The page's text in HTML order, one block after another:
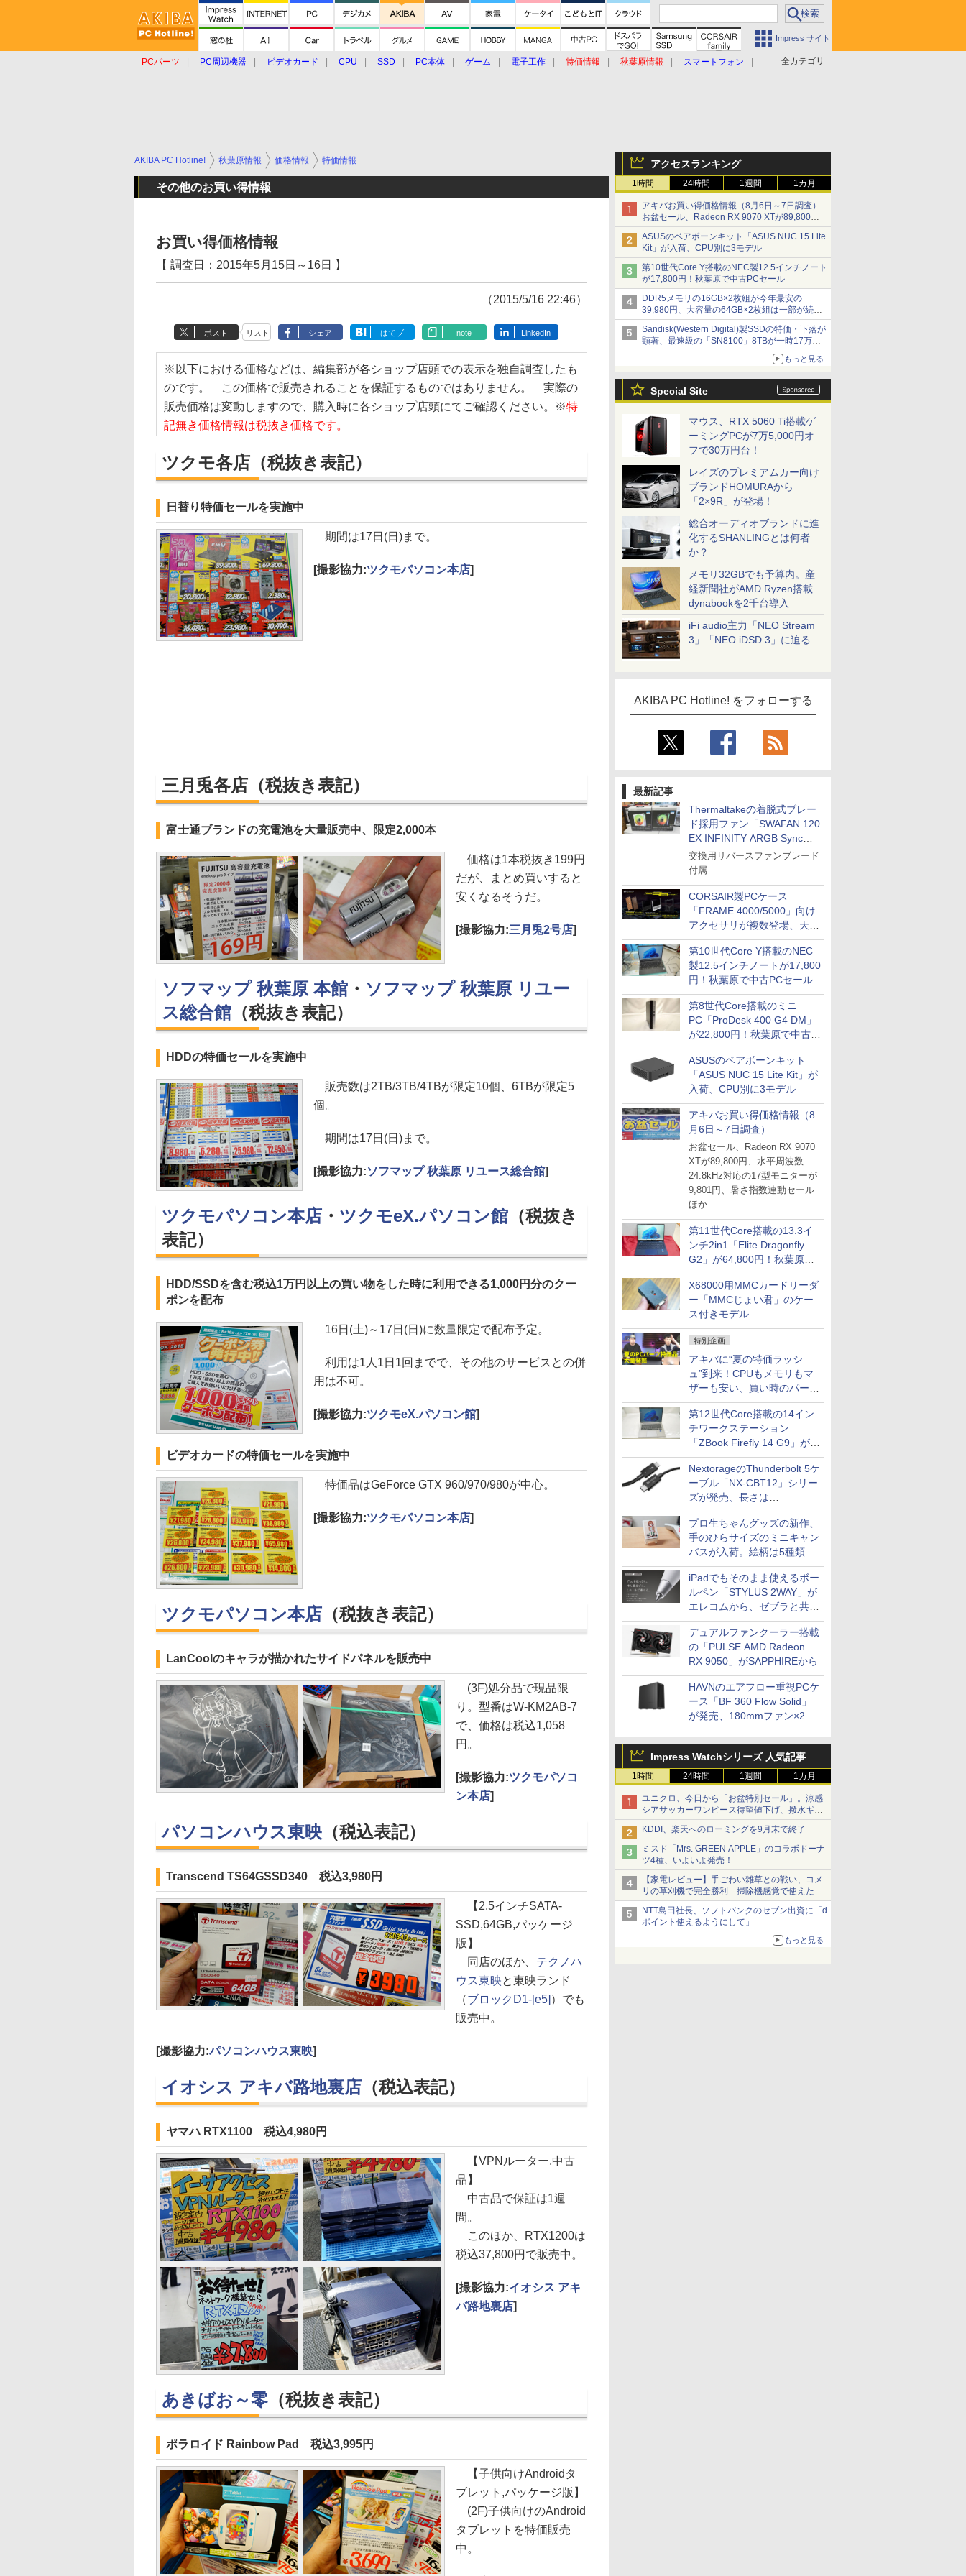
Impress サイト
全カテゴリ
PCパーツ PC周辺機器 ビデオカード CPU SSD PC本体 ゲーム 電子工作 特価情報 秋葉原情報
スマートフォン
アクセスランキング
1時間 24時間 1週間 1カ月
アキバお買い得価格情報（8月6日～7日調査）
お盆セール、Radeon RX 9070 XTが89,800
円、水平周波数24.8kHz対応の17型モニターが
9,801円、暑さ指数連動セール ほか
ASUSのベアボーンキット「ASUS NUC 15 Lite
Kit」が入荷、CPU別に3モデル
第10世代Core Y搭載のNEC製12.5インチノート
が17,800円！秋葉原で中古PCセール
DDR5メモリの16GB×2枚組が今年最安の
39,980円、大容量の64GB×2枚組は一部が続騰
[8月前半のメモリ価格]
Sandisk(Western Digital)製SSDの特価・下落が
顕著、最速級の「SN8100」8TBが一時17万円
もっと見る
Special Site
マウス、RTX 5060 Ti搭載ゲ
ーミングPCが7万5,000円オ
フで30万円台！
レイズのプレミアムカー向け
ブランドHOMURAから
「2×9R」が登場！
総合オーディオブランドに進
化するSHANLINGとは何者
か？
メモリ32GBでも予算内。産
経新聞社がAMD Ryzen搭載
dynabookを2千台導入
iFi audio主力「NEO Stream
3」「NEO iDSD 3」に迫る
AKIBA PC Hotline! をフォローする
最新記事
Thermaltakeの着脱式ブレー
ド採用ファン「SWAFAN 120
EX INFINITY ARGB Sync」
に単品パッケージ
交換用リバースファンブレード
付属
CORSAIR製PCケース
「FRAME 4000/5000」向け
アクセサリが複数登場、天然
木製パネルや背面コネクタ対
応トレイなど
第10世代Core Y搭載のNEC
製12.5インチノートが17,800
円！秋葉原で中古PCセール
第8世代Core搭載のミニ
PC「ProDesk 400 G4 DM」
が22,800円！秋葉原で中古
PCセール
ASUSのベアボーンキット
「ASUS NUC 15 Lite Kit」が
入荷、CPU別に3モデル
アキバお買い得価格情報（8
月6日～7日調査）
お盆セール、Radeon RX 9070
XTが89,800円、水平周波数
24.8kHz対応の17型モニターが
9,801円、暑さ指数連動セール
ほか
第11世代Core搭載の13.3イ
ンチ2in1「Elite Dragonfly
G2」が64,800円！秋葉原で
中古PCセール
X68000用MMCカードリーダ
ー「MMCじょい君」のケー
ス付きモデル
特別企画
アキバに“夏の特価ラッシ
ュ”到来！CPUもメモリもマ
ザーも安い、買い時のパーツ
は？【8月7日(金)22時配信】
第12世代Core搭載の14イン
チワークステーション
「ZBook Firefly 14 G9」が
79,800円！秋葉原で中古PC
セール
NextorageのThunderbolt 5ケ
ーブル「NX-CBT12」シリー
ズが発売、長さは
30cm/50cm/1mの3種類
プロ生ちゃんグッズの新作、
手のひらサイズのミニキャン
バスが入荷。絵柄は5種類
iPadでもそのまま使えるボー
ルペン「STYLUS 2WAY」が
エレコムから、ゼブラと共同
開発
デュアルファンクーラー搭載
の「PULSE AMD Radeon
RX 9050」がSAPPHIREから
HAVNのエアフロー重視PCケ
ース「BF 360 Flow Solid」
が発売、180mmファン×2搭
Impress Watchシリーズ 人気記事
1時間 24時間 1週間 1カ月
ユニクロ、今日から「お盆特別セール」。涼感
シアサッカーワンピース待望値下げ、撥水ギア
ショーツは1990円に
KDDI、楽天へのローミングを9月末で終了
ミスド「Mrs. GREEN APPLE」のコラボドーナ
ツ4種、いよいよ発売！
【家電レビュー】手ごわい雑草との戦い、コメ
リの草刈機で完全勝利 掃除機感覚で使えた
NTT島田社長、ソフトバンクのセブン出資に「d
ポイント使えるようにして」
もっと見る
AKIBA PC Hotline! 秋葉原情報 価格情報 特価情報
その他のお買い得情報
お買い得価格情報
【 調査日：2015年5月15日～16日 】
（2015/5/16 22:46）
ポスト リスト シェア はてブ note LinkedIn
※以下における価格などは、編集部が各ショップ店頭での表示を独自調査したも
のです。 この価格で販売されることを保証するものではありません。 実際の
販売価格は変動しますので、購入時に各ショップ店頭にてご確認ください。※特
記無き価格情報は税抜き価格です。
ツクモ各店 （税抜き表記）
日替り特価セールを実施中
期間は17日(日)まで。
[撮影協力:ツクモパソコン本店]
三月兎各店 （税抜き表記）
富士通ブランドの充電池を大量販売中、限定2,000本
価格は1本税抜き199円
だが、まとめ買いすると
安くなるそうだ。
[撮影協力:三月兎2号店]
ソフマップ 秋葉原 本館 ・ ソフマップ 秋葉原 リユー
ス総合館 （税抜き表記）
HDDの特価セールを実施中
販売数は2TB/3TB/4TBが限定10個、6TBが限定5
個。
期間は17日(日)まで。
[撮影協力:ソフマップ 秋葉原 リユース総合館]
ツクモパソコン本店 ・ ツクモeX.パソコン館 （税抜き
表記）
HDD/SSDを含む税込1万円以上の買い物をした時に利用できる1,000円分のクー
ポンを配布
16日(土)～17日(日)に数量限定で配布予定。
利用は1人1日1回までで、その他のサービスとの併
用は不可。
[撮影協力:ツクモeX.パソコン館]
ビデオカードの特価セールを実施中
特価品はGeForce GTX 960/970/980が中心。
[撮影協力:ツクモパソコン本店]
ツクモパソコン本店 （税抜き表記）
LanCoolのキャラが描かれたサイドパネルを販売中
(3F)処分品で現品限
り。型番はW-KM2AB-7
で、価格は税込1,058
円。
[撮影協力:ツクモパソコ
ン本店]
パソコンハウス東映 （税込表記）
Transcend TS64GSSD340 税込3,980円
【2.5インチSATA-
SSD,64GB,パッケージ
版】
同店のほか、 テクノハ
ウス東映と東映ランド
（ブロックD1-[e5] ）でも
販売中。
[撮影協力:パソコンハウス東映]
イオシス アキバ路地裏店 （税込表記）
ヤマハ RTX1100 税込4,980円
【VPNルーター,中古
品】
中古品で保証は1週
間。
このほか、RTX1200は
税込37,800円で販売中。
[撮影協力:イオシス アキ
バ路地裏店]
あきばお～零 （税抜き表記）
ポラロイド Rainbow Pad 税込3,995円
【子供向けAndroidタ
ブレット,パッケージ版】
(2F)子供向けのAndroid
タブレットを特価販売
中。